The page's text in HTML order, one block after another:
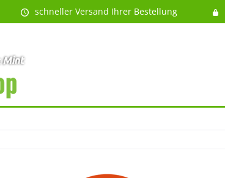
schneller Versand Ihrer Bestellung